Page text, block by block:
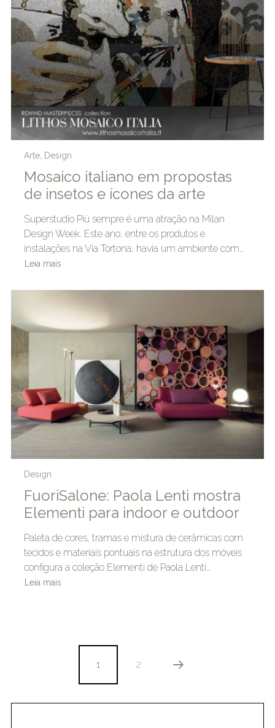
Arte, Design
Mosaico italiano em propostas
de insetos e ícones da arte
Superstudio Più sempre é uma atração na Milan
Design Week. Este ano, entre os produtos e
instalações na Via Tortona, havia um ambiente com…
Leia mais
Design
FuoriSalone: Paola Lenti mostra
Elementi para indoor e outdoor
Paleta de cores, tramas e mistura de cerâmicas com
tecidos e materiais pontuais na estrutura dos móveis
configura a coleção Elementi de Paola Lenti…
Leia mais
1 2